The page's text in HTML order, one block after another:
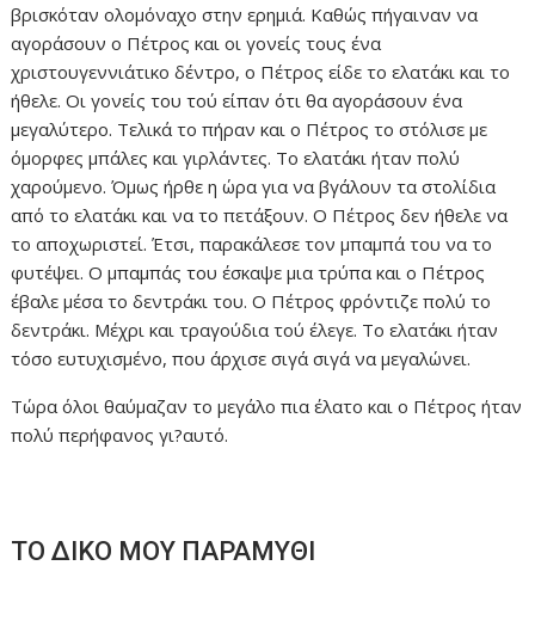
βρισκόταν ολομόναχο στην ερημιά. Καθώς πήγαιναν να
αγοράσουν ο Πέτρος και οι γονείς τους ένα
χριστουγεννιάτικο δέντρο, ο Πέτρος είδε το ελατάκι και το
ήθελε. Οι γονείς του τού είπαν ότι θα αγοράσουν ένα
μεγαλύτερο. Τελικά το πήραν και ο Πέτρος το στόλισε με
όμορφες μπάλες και γιρλάντες. Το ελατάκι ήταν πολύ
χαρούμενο. Όμως ήρθε η ώρα για να βγάλουν τα στολίδια
από το ελατάκι και να το πετάξουν. Ο Πέτρος δεν ήθελε να
το αποχωριστεί. Έτσι, παρακάλεσε τον μπαμπά του να το
φυτέψει. Ο μπαμπάς του έσκαψε μια τρύπα και ο Πέτρος
έβαλε μέσα το δεντράκι του. Ο Πέτρος φρόντιζε πολύ το
δεντράκι. Μέχρι και τραγούδια τού έλεγε. Το ελατάκι ήταν
τόσο ευτυχισμένο, που άρχισε σιγά σιγά να μεγαλώνει.
Τώρα όλοι θαύμαζαν το μεγάλο πια έλατο και ο Πέτρος ήταν
πολύ περήφανος γι?αυτό.
ΤΟ ΔΙΚΟ ΜΟΥ ΠΑΡΑΜΥΘΙ